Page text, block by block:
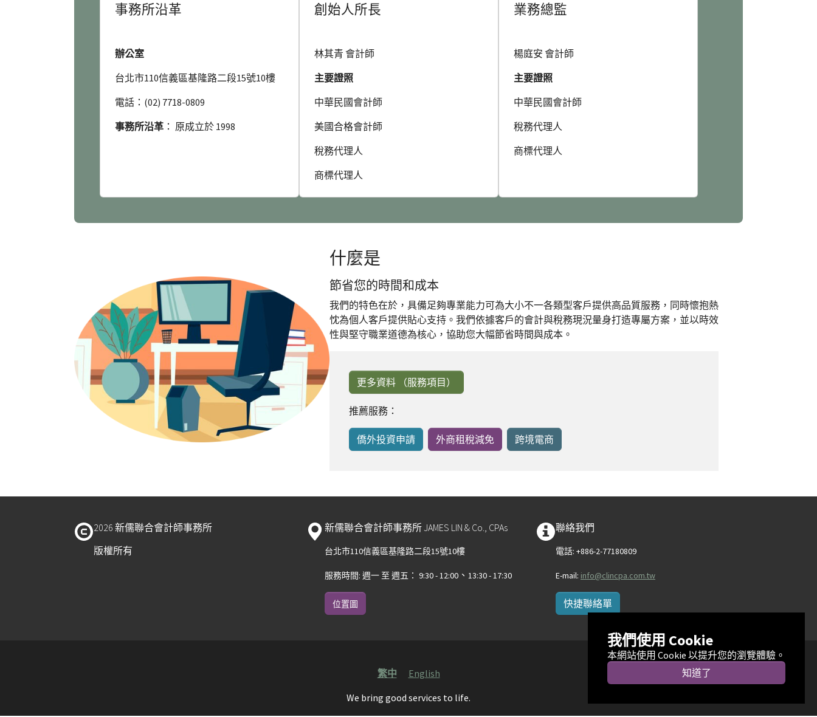
我們使用 Cookie
本網站使用 Cookie 以提升您的瀏覽體驗。
知道了
事務所沿革
辦公室
台北市110信義區基隆路二段15號10樓
電話：(02) 7718-0809
事務所沿革 ： 原成立於 1998
創始人所長
林其青 會計師
主要證照
中華民國會計師
美國合格會計師
稅務代理人
商標代理人
業務總監
楊庭安 會計師
主要證照
中華民國會計師
稅務代理人
商標代理人
什麼是
節省您的時間和成本
我們的特色在於，具備足夠專業能力可為大小不一各類型客戶提供高品質服務，同時懷抱熱
忱為個人客戶提供貼心支持。我們依據客戶的會計與稅務現況量身打造專屬方案，並以時效
性與堅守職業道德為核心，協助您大幅節省時間與成本。
更多資料 （服務項目）
推薦服務：
僑外投資申請 外商租稅減免 跨境電商
2026 新儒聯合會計師事務所
版權所有
新儒聯合會計師事務所 JAMES LIN & Co., CPAs
台北市110信義區基隆路二段15號10樓
服務時間: 週一 至 週五： 9:30 - 12:00 、 13:30 - 17:30
位置圖
聯絡我們
電話: +886-2-77180809
E-mail: info@clincpa.com.tw
快捷聯絡單
繁中
English
We bring good services to life.